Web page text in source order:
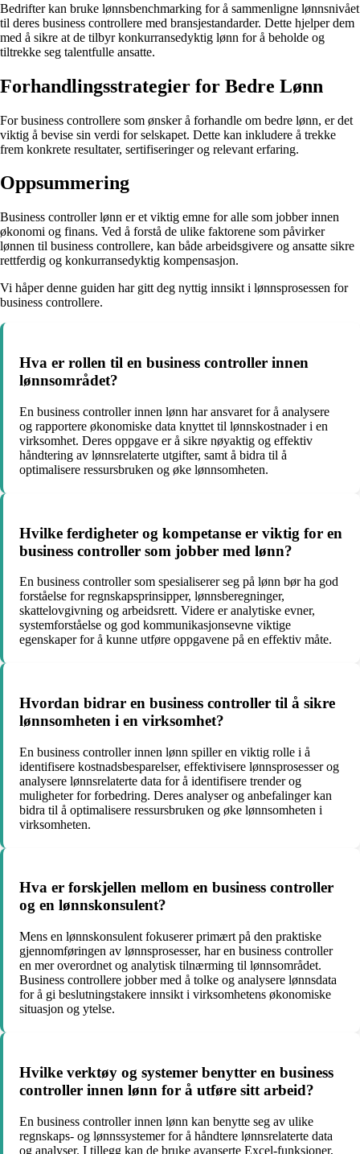
Bedrifter kan bruke lønnsbenchmarking for å sammenligne lønnsnivået
til deres business controllere med bransjestandarder. Dette hjelper dem
med å sikre at de tilbyr konkurransedyktig lønn for å beholde og
tiltrekke seg talentfulle ansatte.
Forhandlingsstrategier for Bedre Lønn
For business controllere som ønsker å forhandle om bedre lønn, er det
viktig å bevise sin verdi for selskapet. Dette kan inkludere å trekke
frem konkrete resultater, sertifiseringer og relevant erfaring.
Oppsummering
Business controller lønn er et viktig emne for alle som jobber innen
økonomi og finans. Ved å forstå de ulike faktorene som påvirker
lønnen til business controllere, kan både arbeidsgivere og ansatte sikre
rettferdig og konkurransedyktig kompensasjon.
Vi håper denne guiden har gitt deg nyttig innsikt i lønnsprosessen for
business controllere.
Hva er rollen til en business controller innen
lønnsområdet?
En business controller innen lønn har ansvaret for å analysere
og rapportere økonomiske data knyttet til lønnskostnader i en
virksomhet. Deres oppgave er å sikre nøyaktig og effektiv
håndtering av lønnsrelaterte utgifter, samt å bidra til å
optimalisere ressursbruken og øke lønnsomheten.
Hvilke ferdigheter og kompetanse er viktig for en
business controller som jobber med lønn?
En business controller som spesialiserer seg på lønn bør ha god
forståelse for regnskapsprinsipper, lønnsberegninger,
skattelovgivning og arbeidsrett. Videre er analytiske evner,
systemforståelse og god kommunikasjonsevne viktige
egenskaper for å kunne utføre oppgavene på en effektiv måte.
Hvordan bidrar en business controller til å sikre
lønnsomheten i en virksomhet?
En business controller innen lønn spiller en viktig rolle i å
identifisere kostnadsbesparelser, effektivisere lønnsprosesser og
analysere lønnsrelaterte data for å identifisere trender og
muligheter for forbedring. Deres analyser og anbefalinger kan
bidra til å optimalisere ressursbruken og øke lønnsomheten i
virksomheten.
Hva er forskjellen mellom en business controller
og en lønnskonsulent?
Mens en lønnskonsulent fokuserer primært på den praktiske
gjennomføringen av lønnsprosesser, har en business controller
en mer overordnet og analytisk tilnærming til lønnsområdet.
Business controllere jobber med å tolke og analysere lønnsdata
for å gi beslutningstakere innsikt i virksomhetens økonomiske
situasjon og ytelse.
Hvilke verktøy og systemer benytter en business
controller innen lønn for å utføre sitt arbeid?
En business controller innen lønn kan benytte seg av ulike
regnskaps- og lønnssystemer for å håndtere lønnsrelaterte data
og analyser. I tillegg kan de bruke avanserte Excel-funksjoner,